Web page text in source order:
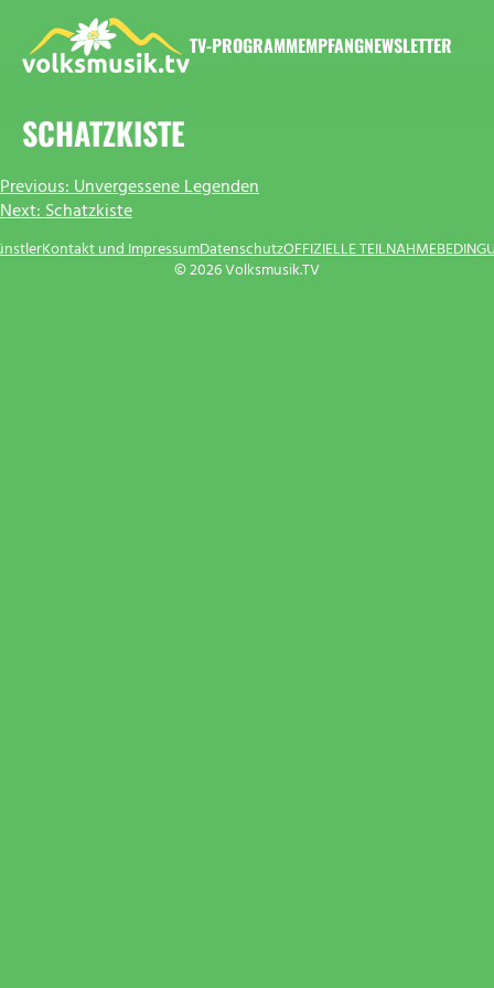
Inhalt
springen
TV-PROGRAMMEMPFANGNEWSLETTER
SCHATZKISTE
BEITRAGSNAVIGATION
Previous:Unvergessene Legenden
Next:Schatzkiste
© 2026 Volksmusik.TV
Kontakt und ImpressumDatenschutzOFFIZIELLE